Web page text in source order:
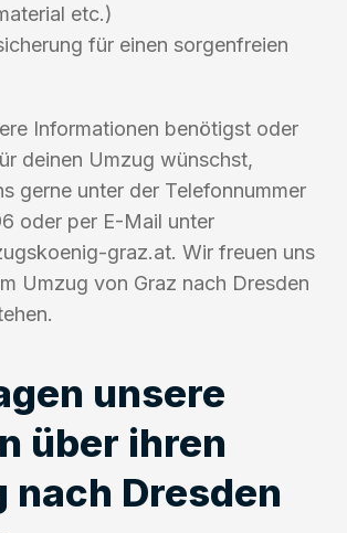
etc.)
für einen sorgenfreien
Informationen benötigst oder
deinen Umzug wünschst,
gerne unter der Telefonnummer
oder per E-Mail unter
graz.at. Wir freuen uns
Umzug von Graz nach Dresden
unsere
über ihren
nach Dresden